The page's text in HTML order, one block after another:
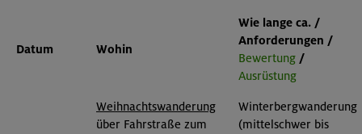
Datum Wohin
Wie lange ca. /
Anforderungen /
Bewertung /
Ausrüstung
Weihnachtswanderung
über Fahrstraße zum
Winterbergwanderung
(mittelschwer bis